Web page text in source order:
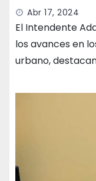
Abr 17, 2024
El Intendente
los avances en
urbano,